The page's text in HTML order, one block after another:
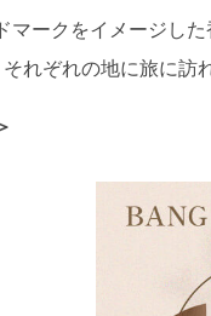
マークをイメージし
れぞれの地に旅に